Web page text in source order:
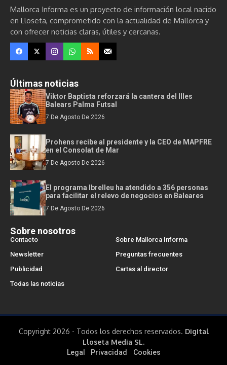
Mallorca Informa es un proyecto de información local nacido
en Lloseta, comprometido con la actualidad de Mallorca y
con ofrecer noticias claras, útiles y cercanas.
Últimas noticias
Viktor Baptista reforzará la cantera del Illes
Balears Palma Futsal
7 De Agosto De 2026
Prohens recibe al presidente y la CEO de MAPFRE
en el Consolat de Mar
7 De Agosto De 2026
El programa Ibrelleu ha atendido a 356 personas
para facilitar el relevo de negocios en Baleares
7 De Agosto De 2026
Sobre nosotros
Contacto
Sobre Mallorca Informa
Newsletter
Preguntas frecuentes
Publicidad
Cartas al director
Todas las noticias
Copyright 2026 - Todos los derechos reservados. Digital
Lloseta Media SL.
Legal Privacidad Cookies